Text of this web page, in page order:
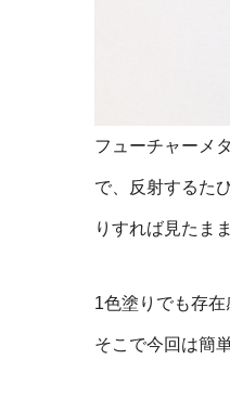
フューチャーメ
で、反射するた
りすれば見たま
1色塗りでも存
そこで今回は簡